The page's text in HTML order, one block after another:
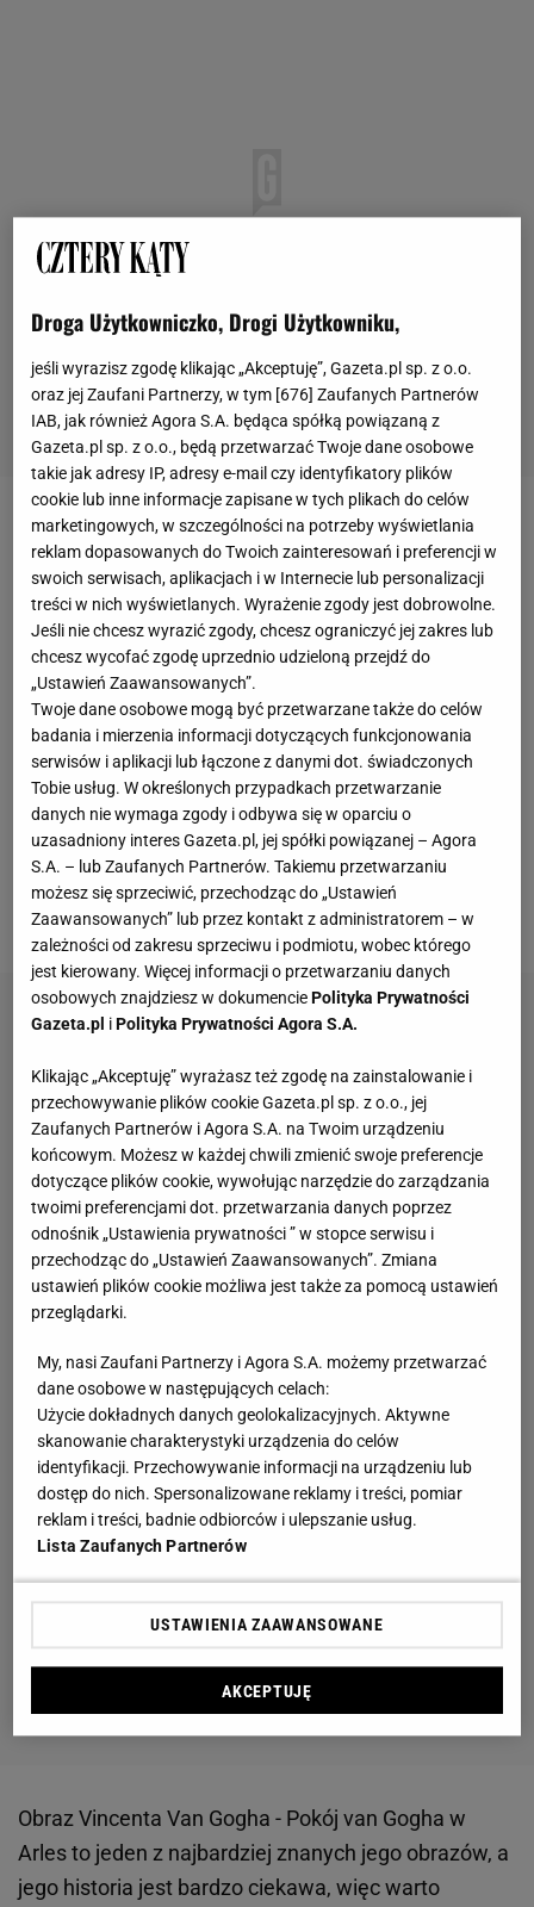
Fot. Pixabay
Obraz Vincenta Van Gogha - Pokój van Gogha w
Arles to jeden z najbardziej znanych jego obrazów, a
jego historia jest bardzo ciekawa, więc warto
Droga Użytkowniczko, Drogi Użytkowniku,
jeśli wyrazisz zgodę klikając „Akceptuję”, Gazeta.pl sp. z o.o.
oraz jej Zaufani Partnerzy, w tym [676] Zaufanych Partnerów
IAB, jak również Agora S.A. będąca spółką powiązaną z
Gazeta.pl sp. z o.o., będą przetwarzać Twoje dane osobowe
takie jak adresy IP, adresy e-mail czy identyfikatory plików
cookie lub inne informacje zapisane w tych plikach do celów
marketingowych, w szczególności na potrzeby wyświetlania
reklam dopasowanych do Twoich zainteresowań i preferencji w
swoich serwisach, aplikacjach i w Internecie lub personalizacji
treści w nich wyświetlanych. Wyrażenie zgody jest dobrowolne.
Jeśli nie chcesz wyrazić zgody, chcesz ograniczyć jej zakres lub
chcesz wycofać zgodę uprzednio udzieloną przejdź do
„Ustawień Zaawansowanych”.
Twoje dane osobowe mogą być przetwarzane także do celów
badania i mierzenia informacji dotyczących funkcjonowania
serwisów i aplikacji lub łączone z danymi dot. świadczonych
Tobie usług. W określonych przypadkach przetwarzanie
danych nie wymaga zgody i odbywa się w oparciu o
uzasadniony interes Gazeta.pl, jej spółki powiązanej – Agora
S.A. – lub Zaufanych Partnerów. Takiemu przetwarzaniu
możesz się sprzeciwić, przechodząc do „Ustawień
Zaawansowanych” lub przez kontakt z administratorem – w
zależności od zakresu sprzeciwu i podmiotu, wobec którego
jest kierowany. Więcej informacji o przetwarzaniu danych
osobowych znajdziesz w dokumenciePolityka Prywatności
Gazeta.pl iPolityka Prywatności Agora S.A.
Klikając „Akceptuję” wyrażasz też zgodę na zainstalowanie i
przechowywanie plików cookie Gazeta.pl sp. z o.o., jej
Zaufanych Partnerów i Agora S.A. na Twoim urządzeniu
końcowym. Możesz w każdej chwili zmienić swoje preferencje
dotyczące plików cookie, wywołując narzędzie do zarządzania
twoimi preferencjami dot. przetwarzania danych poprzez
odnośnik „Ustawienia prywatności ” w stopce serwisu i
przechodząc do „Ustawień Zaawansowanych”. Zmiana
ustawień plików cookie możliwa jest także za pomocą ustawień
przeglądarki.
My, nasi Zaufani Partnerzy i Agora S.A. możemy przetwarzać
dane osobowe w następujących celach:
Użycie dokładnych danych geolokalizacyjnych. Aktywne
skanowanie charakterystyki urządzenia do celów
identyfikacji. Przechowywanie informacji na urządzeniu lub
dostęp do nich. Spersonalizowane reklamy i treści, pomiar
reklam i treści, badnie odbiorców i ulepszanie usług.
Lista Zaufanych Partnerów
USTAWIENIA ZAAWANSOWANE
AKCEPTUJĘ